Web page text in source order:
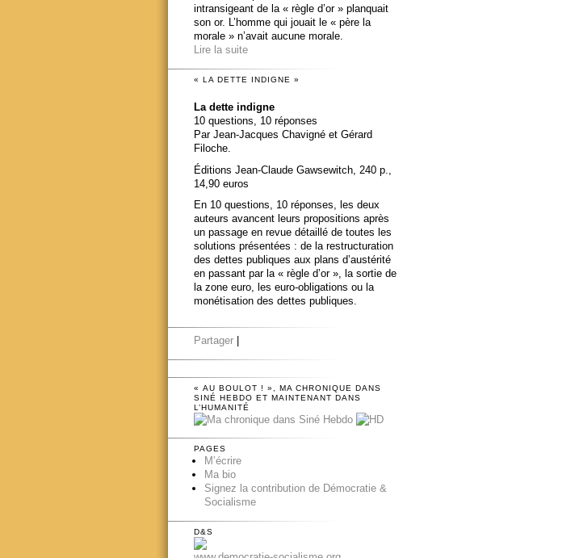
intransigeant de la « règle d’or » planquait
son or. L’homme qui jouait le « père la
morale » n’avait aucune morale.
Lire la suite
« LA DETTE INDIGNE »
La dette indigne
10 questions, 10 réponses
Par Jean-Jacques Chavigné et Gérard
Filoche.
Éditions Jean-Claude Gawsewitch, 240 p.,
14,90 euros
En 10 questions, 10 réponses, les deux
auteurs avancent leurs propositions après
un passage en revue détaillé de toutes les
solutions présentées : de la restructuration
des dettes publiques aux plans d’austérité
en passant par la « règle d’or », la sortie de
la zone euro, les euro-obligations ou la
monétisation des dettes publiques.
Partager
« AU BOULOT ! », MA CHRONIQUE DANS
SINÉ HEBDO ET MAINTENANT DANS
L’HUMANITÉ
PAGES
M’écrire
Ma bio
Signez la contribution de Démocratie &
Socialisme
D&S